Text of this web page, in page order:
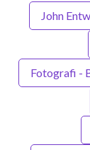
John
Fotografi -